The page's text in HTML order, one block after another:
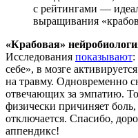
с рейтингами —
выращивания
«Крабовая»
Исследования показывают:
себе», в мозге
на травму. Одновременно
отвечающих за эмпатию.
физически причиняет
отключается. Спасибо,
аппендикс!